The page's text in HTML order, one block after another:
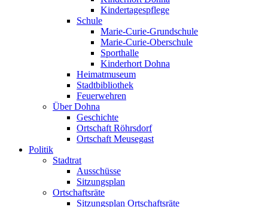
Kindertagespflege
Schule
Marie-Curie-Grundschule
Marie-Curie-Oberschule
Sporthalle
Kinderhort Dohna
Heimatmuseum
Stadtbibliothek
Feuerwehren
Über Dohna
Geschichte
Ortschaft Röhrsdorf
Ortschaft Meusegast
Politik
Stadtrat
Ausschüsse
Sitzungsplan
Ortschaftsräte
Sitzungsplan Ortschaftsräte